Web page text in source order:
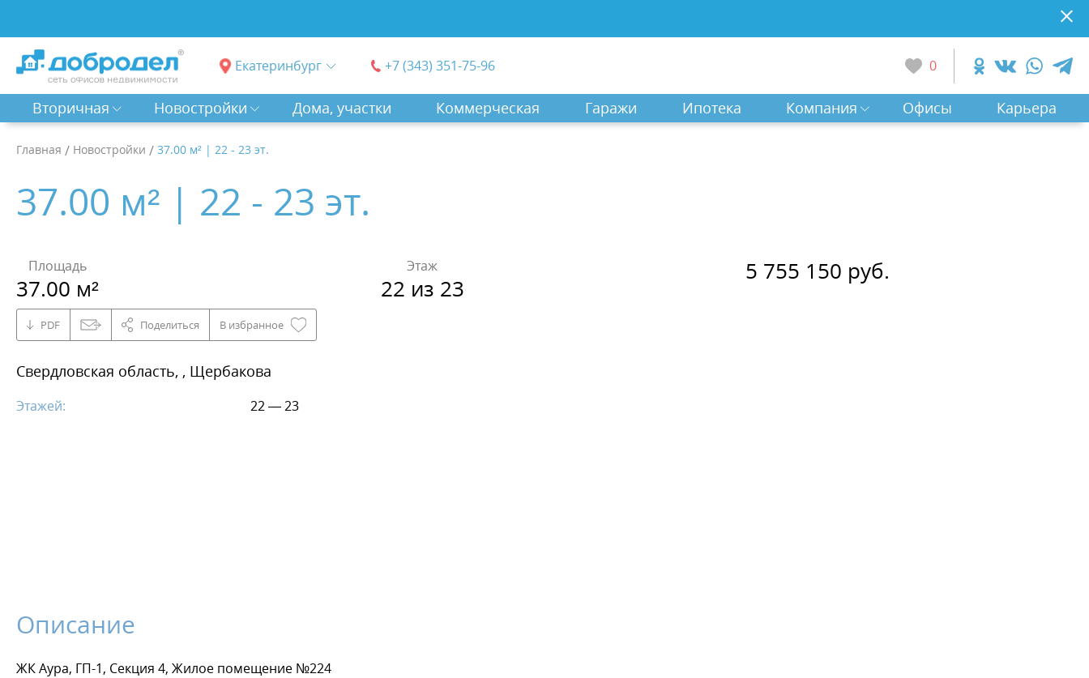
Екатеринбург +7 (343) 351-75-96 0
Вторичная Новостройки Дома, участки Коммерческая Гаражи Ипотека Компания Офисы Карьера
Главная / Новостройки / 37.00 м² | 22 - 23 эт.
37.00 м² | 22 - 23 эт.
Площадь
37.00 м²
Этаж
22 из 23
5 755 150 руб.
PDF Поделиться В избранное
Свердловская область, , Щербакова
Этажей: 22 — 23
Описание
ЖК Аура, ГП-1, Секция 4, Жилое помещение №224